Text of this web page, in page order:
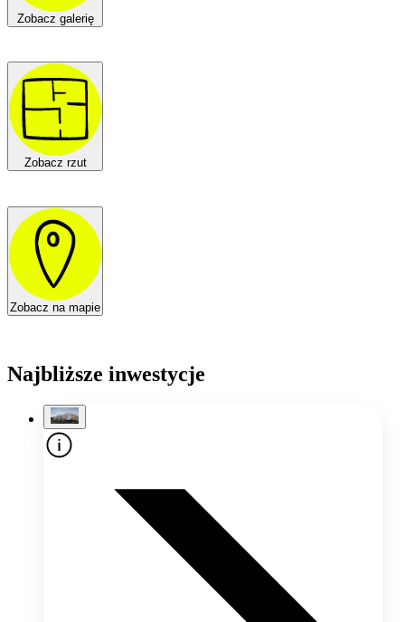
Zobacz galerię
Zobacz rzut
Zobacz na mapie
Najbliższe inwestycje